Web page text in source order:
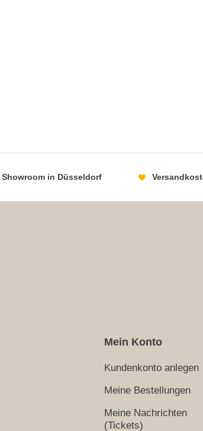
Showroom in Düsseldorf
Mein Konto
Kundenkonto anlegen
Meine Bestellungen
Meine Nachrichten
(Tickets)